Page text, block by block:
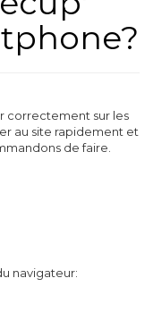
correctement sur les
au site rapidement et
de faire.
navigateur: